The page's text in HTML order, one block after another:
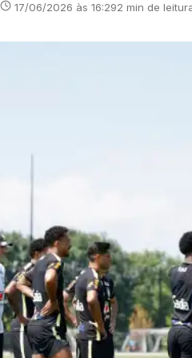
17/06/2026 às 16:292 min de